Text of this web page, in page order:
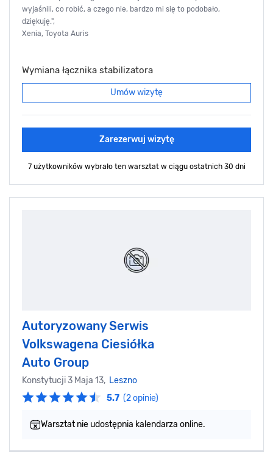
wyjaśnili, co robić, a czego nie, bardzo mi się to podobało,
dziękuję.",
Xenia, Toyota Auris
Wymiana łącznika stabilizatora
Umów wizytę
Zarezerwuj wizytę
7 użytkowników wybrało ten warsztat w ciągu ostatnich 30 dni
Autoryzowany Serwis
Volkswagena Ciesiółka
Auto Group
Konstytucji 3 Maja 13, Leszno
5.7 (2 opinie)
Warsztat nie udostępnia kalendarza online.